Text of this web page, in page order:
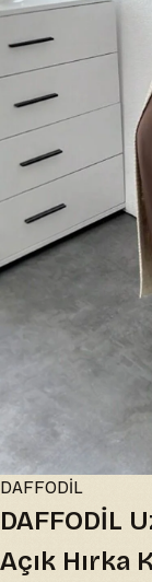
DAFFODİL
DAFFODİL
Açık Hırka